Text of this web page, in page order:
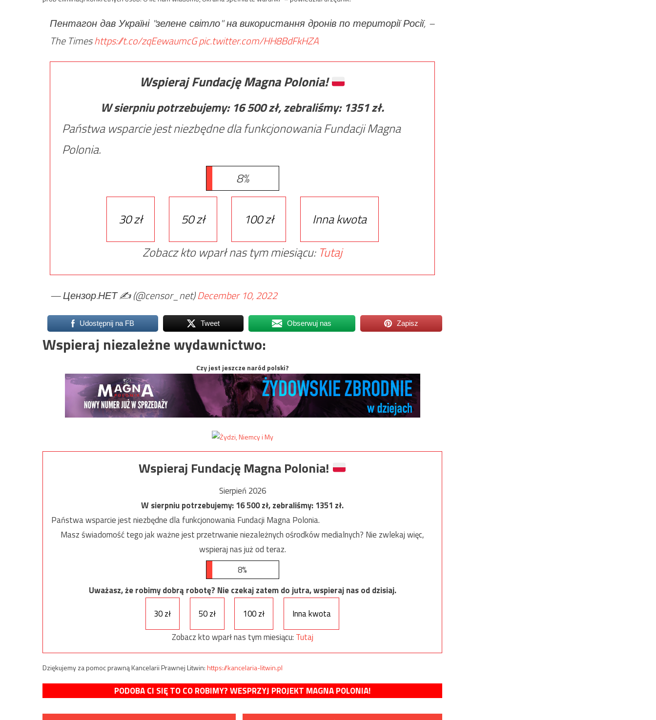
Пентагон дав Україні "зелене світло" на використання дронів по території Росії, –
The Timeshttps://t.co/zqEewaumcGpic.twitter.com/HH8BdFkHZA
Wspieraj Fundację Magna Polonia!
W sierpniu potrzebujemy: 16 500zł, zebraliśmy: 1351zł.
Państwa wsparcie jest niezbędne dla funkcjonowania Fundacji Magna
Polonia.
8%
30 zł 50 zł 100 zł
Inna kwota
Zobacz kto wparł nas tym miesiącu: Tutaj
— Цензор.НЕТ ✍️ (@censor_net)December 10, 2022
Udostępnij na FB Tweet Obserwuj nas Zapisz
Wspieraj niezależne wydawnictwo:
Czy jest jeszcze naród polski?
Wspieraj Fundację Magna Polonia!
Sierpień 2026
W sierpniu potrzebujemy:16 500zł, zebraliśmy:1351 zł.
Państwa wsparcie jest niezbędne dla funkcjonowania Fundacji Magna Polonia.
Masz świadomość tego jak ważne jest przetrwanie niezależnych ośrodków medialnych? Nie zwlekaj więc,
wspieraj nas już od teraz.
8%
Uważasz, że robimy dobrą robotę? Nie czekaj zatem do jutra, wspieraj nas od dzisiaj.
30 zł
50 zł 100 zł
Inna kwota
Zobacz kto wparł nas tym miesiącu: Tutaj
Dziękujemy za pomoc prawną Kancelarii Prawnej Litwin:https://kancelaria-litwin.pl
PODOBA CI SIĘ TO CO ROBIMY? WESPRZYJ PROJEKT MAGNA POLONIA!